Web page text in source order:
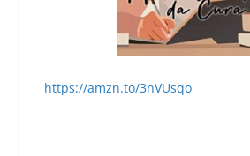
https://amzn.to/3nVUsqo